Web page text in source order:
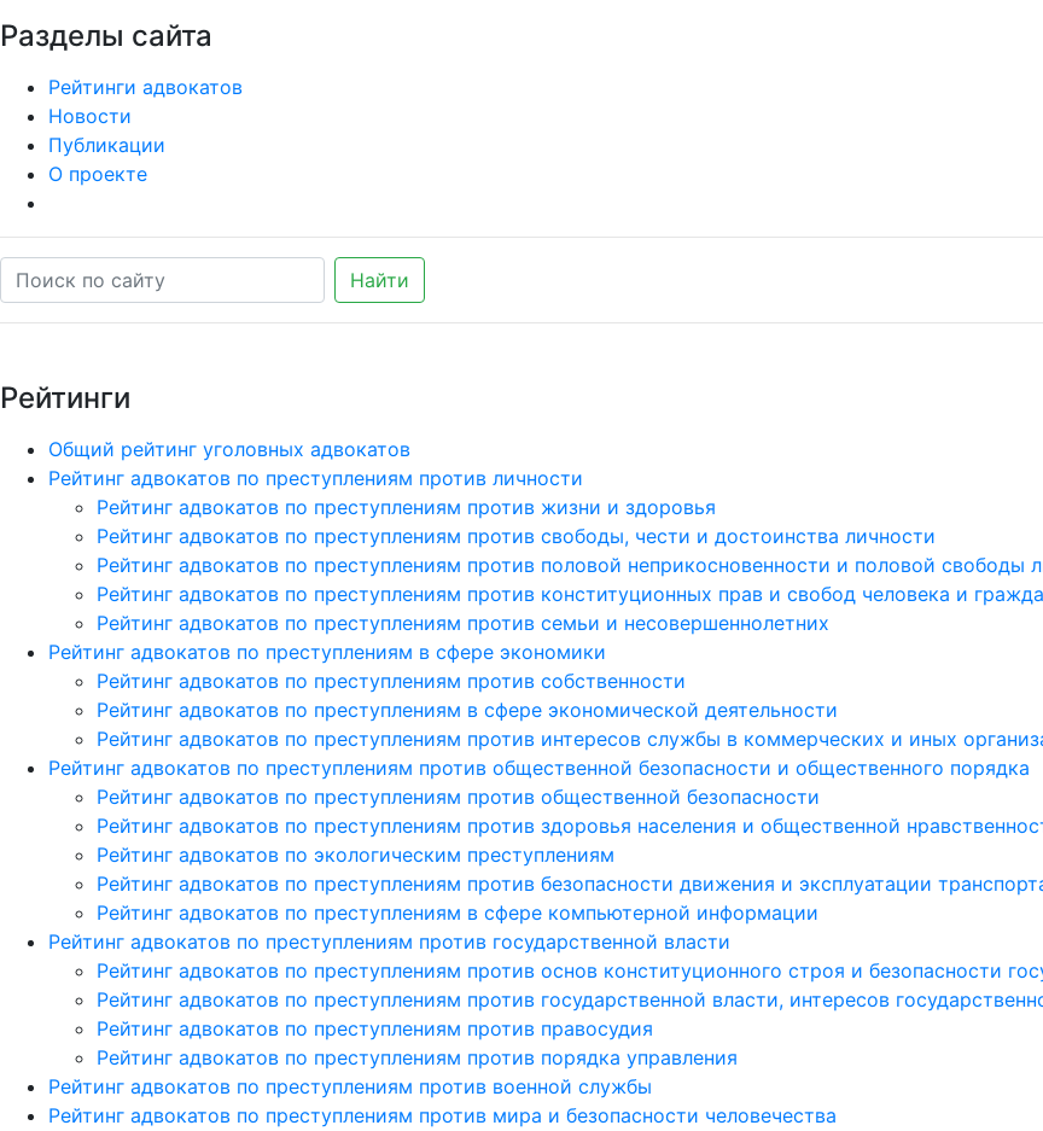
Разделы сайта
Рейтинги адвокатов
Новости
Публикации
О проекте
Найти
Рейтинги
Общий рейтинг уголовных адвокатов
Рейтинг адвокатов по преступлениям против личности
Рейтинг адвокатов по преступлениям против жизни и здоровья
Рейтинг адвокатов по преступлениям против свободы, чести и достоинства личности
Рейтинг адвокатов по преступлениям против половой неприкосновенности и половой свободы
Рейтинг адвокатов по преступлениям против конституционных прав и свобод человека и
Рейтинг адвокатов по преступлениям против семьи и несовершеннолетних
Рейтинг адвокатов по преступлениям в сфере экономики
Рейтинг адвокатов по преступлениям против собственности
Рейтинг адвокатов по преступлениям в сфере экономической деятельности
Рейтинг адвокатов по преступлениям против интересов службы в коммерческих и иных
Рейтинг адвокатов по преступлениям против общественной безопасности и общественного порядка
Рейтинг адвокатов по преступлениям против общественной безопасности
Рейтинг адвокатов по преступлениям против здоровья населения и общественной
Рейтинг адвокатов по экологическим преступлениям
Рейтинг адвокатов по преступлениям против безопасности движения и эксплуатации
Рейтинг адвокатов по преступлениям в сфере компьютерной информации
Рейтинг адвокатов по преступлениям против государственной власти
Рейтинг адвокатов по преступлениям против основ конституционного строя и безопасности
Рейтинг адвокатов по преступлениям против государственной власти, интересов
Рейтинг адвокатов по преступлениям против правосудия
Рейтинг адвокатов по преступлениям против порядка управления
Рейтинг адвокатов по преступлениям против военной службы
Рейтинг адвокатов по преступлениям против мира и безопасности человечества